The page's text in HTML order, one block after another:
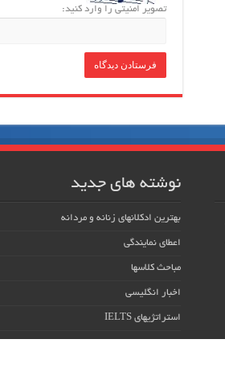
تصویر امنیتی را وارد کنید:
نوشته های جدید
بهترین ادکلانهای زنانه و مردانه
اعطای نمایندگی
مباحث کلاسها
اخبار انگلیسی
استراتژیهای IELTS